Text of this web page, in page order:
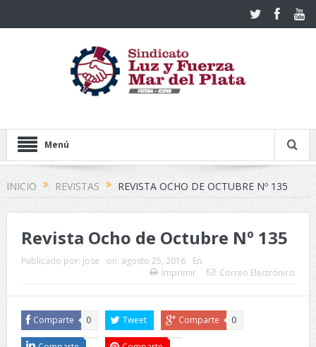
Menú
INICIO REVISTAS REVISTA OCHO DE OCTUBRE Nº 135
Revista Ocho de Octubre Nº 135
Publicado por: jose on: agosto 25, 2016
En:
Imprimir
Correo Electrónico
Comparte 0 Tweet Comparte 0